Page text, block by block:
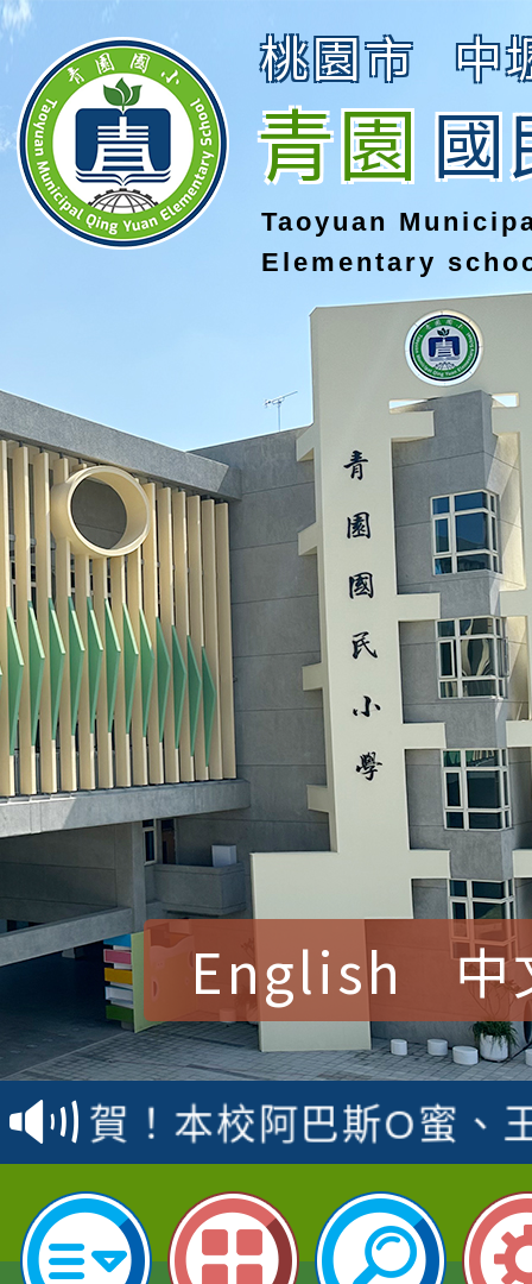
桃園市 中
青園國
Taoyuan
Elementary
English 中
賀！本校參加桃園市中
賽 洪綺君教師榮獲社
名
賀！本校阿巴斯O蜜、
倩參加桃園市科展 國
名 指導老師王老師、
賀！本校四年二班張O
園市英語競賽國小朗讀
賀！本校參加桃園市中